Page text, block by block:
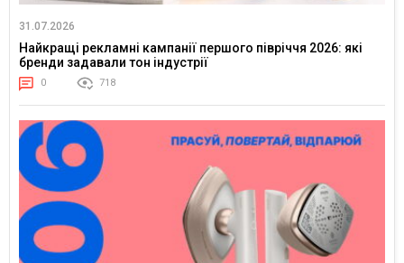
31.07.2026
Найкращі рекламні кампанії першого півріччя 2026: які
бренди задавали тон індустрії
0 718